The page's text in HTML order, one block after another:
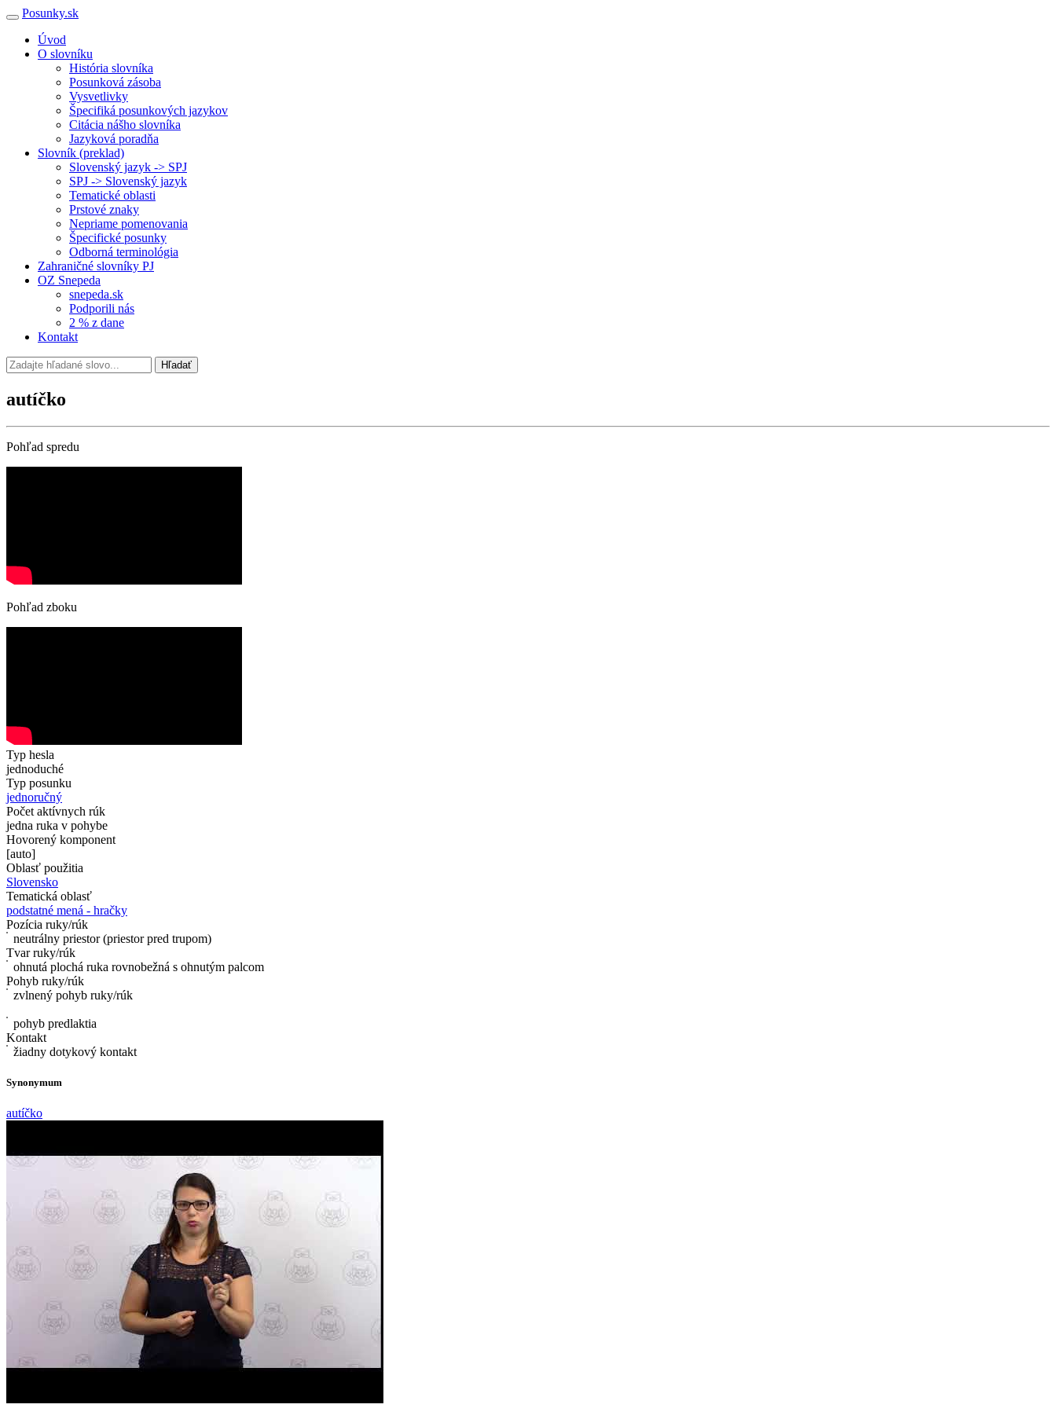
Posunky.sk
Úvod
O slovníku
História slovníka
Posunková zásoba
Vysvetlivky
Špecifiká posunkových jazykov
Citácia nášho slovníka
Jazyková poradňa
Slovník (preklad)
Slovenský jazyk -> SPJ
SPJ -> Slovenský jazyk
Tematické oblasti
Prstové znaky
Nepriame pomenovania
Špecifické posunky
Odborná terminológia
Zahraničné slovníky PJ
OZ Snepeda
snepeda.sk
Podporili nás
2 % z dane
Kontakt
Hľadať
autíčko
Pohľad spredu
Pohľad zboku
Typ hesla
jednoduché
Typ posunku
jednoručný
Počet aktívnych rúk
jedna ruka v pohybe
Hovorený komponent
[auto]
Oblasť použitia
Slovensko
Tematická oblasť
podstatné mená - hračky
Pozícia ruky/rúk
neutrálny priestor (priestor pred trupom)
Tvar ruky/rúk
ohnutá plochá ruka rovnobežná s ohnutým palcom
Pohyb ruky/rúk
zvlnený pohyb ruky/rúk
pohyb predlaktia
Kontakt
žiadny dotykový kontakt
Synonymum
autíčko